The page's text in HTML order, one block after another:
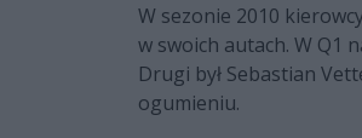
W sezonie 2010
w swoich autach. W Q1
Drugi był Sebastian
ogumieniu.